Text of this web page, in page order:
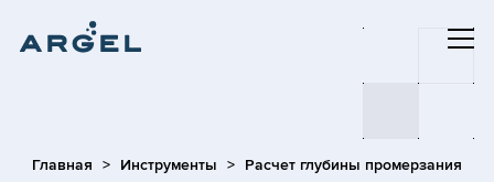
Главная Инструменты
Расчет глубины промерзания